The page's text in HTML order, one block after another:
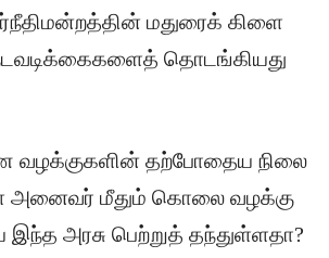
மதுரைக் கிளை
நடவடிக்கைகளைத் தொடங்கியது
வழக்குகளின் தற்போதைய நிலை
அனைவர் மீதும் கொலை வழக்கு
இந்த அரசு பெற்றுத் தந்துள்ளதா?